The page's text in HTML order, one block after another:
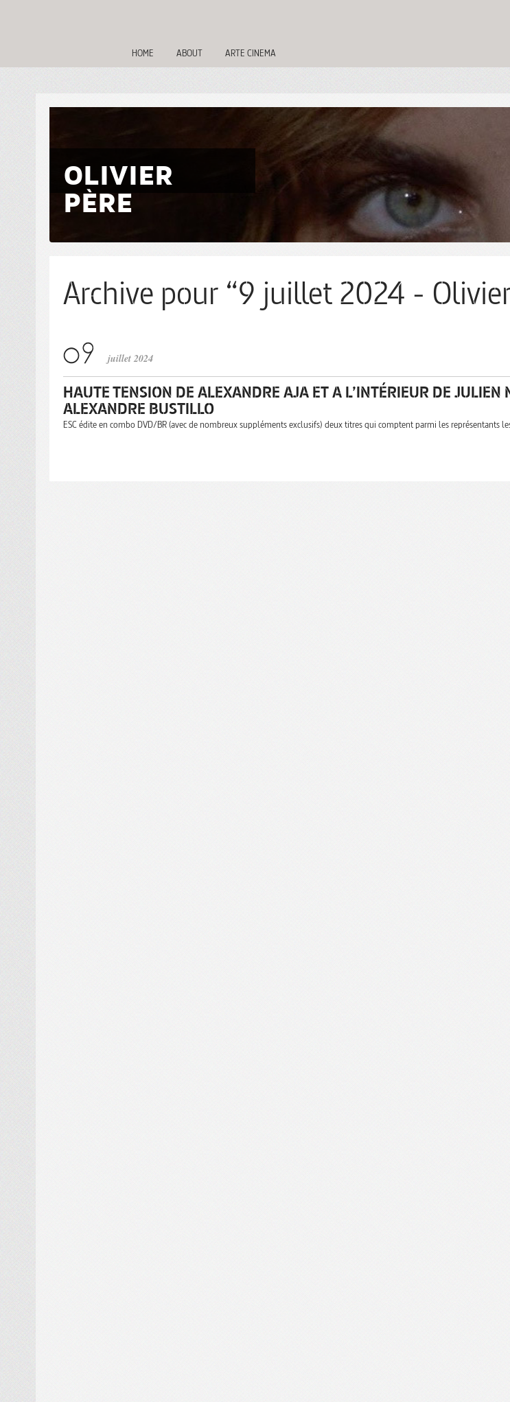
HOME ABOUT ARTE CINEMA
OLIVIER
PÈRE
Archive pour “9 juillet 2024 -
juillet 2024
HAUTE TENSION DE ALEXANDRE AJA ET A L’INTÉRIEUR DE JULIEN
ALEXANDRE BUSTILLO
ESC édite en combo DVD/BR (avec de nombreux suppléments exclusifs) deux titres qui comptent parmi les représentants